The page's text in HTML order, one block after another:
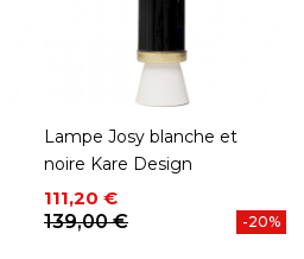
Lampe Josy blanche et
noire Kare Design
Prix
111,20 €
Prix de base
139,00 €
-20%